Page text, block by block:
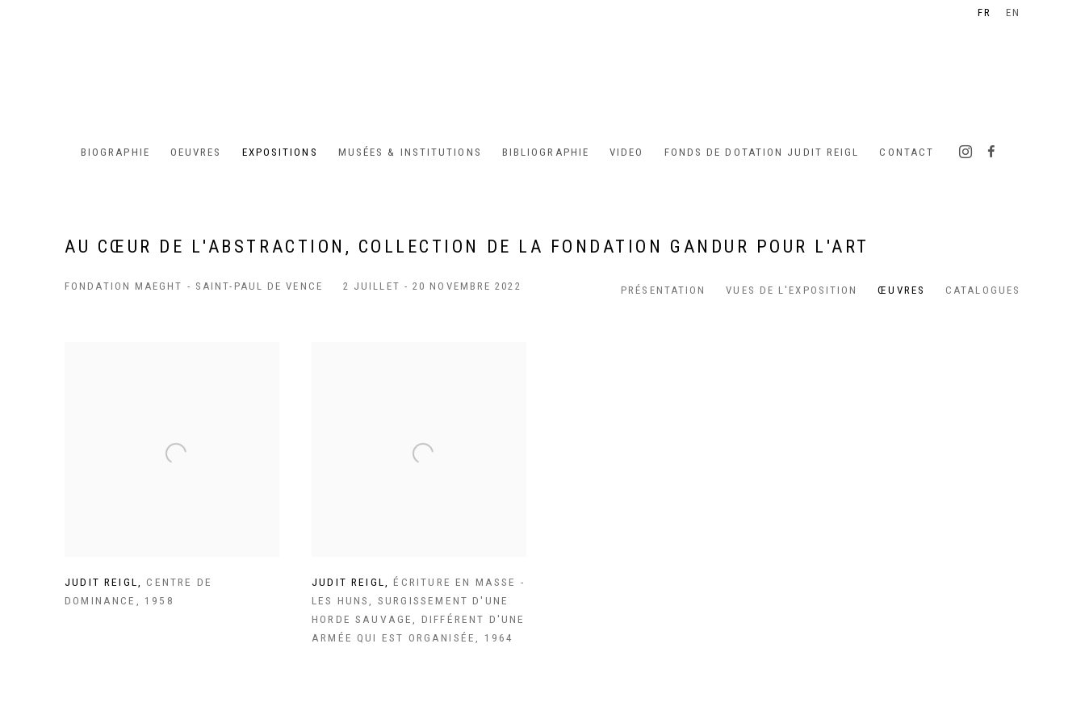
BIOGRAPHIE OEUVRES EXPOSITIONS MUSÉES & INSTITUTIONS BIBLIOGRAPHIE VIDEO FONDS DE DOTATION JUDIT REIGL CONTACT
FR EN
AU CŒUR DE L'ABSTRACTION, COLLECTION DE LA FONDATION GANDUR POUR L'ART
FONDATION MAEGHT - SAINT-PAUL DE VENCE 2 JUILLET - 20 NOVEMBRE 2022 PRÉSENTATION VUES DE L'EXPOSITION ŒUVRES CATALOGUES
JUDIT REIGL,CENTRE DE
DOMINANCE , 1958
JUDIT REIGL,ÉCRITURE EN MASSE -
LES HUNS, SURGISSEMENT D'UNE
HORDE SAUVAGE, DIFFÉRENT D'UNE
ARMÉE QUI EST ORGANISÉE, 1964